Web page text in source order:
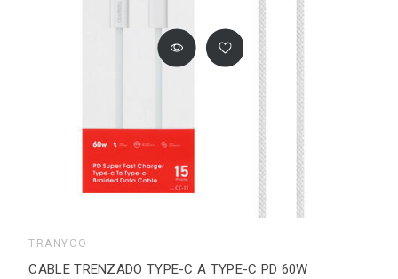
TRANYOO
CABLE TRENZADO TYPE-C A TYPE-C PD 60W